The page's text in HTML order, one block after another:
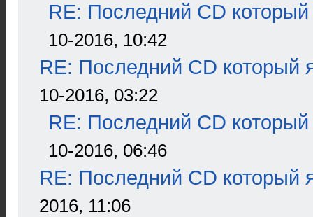
RE: Последний CD который
10-2016, 10:42
RE: Последний CD который
10-2016, 03:22
RE: Последний CD который
10-2016, 06:46
RE: Последний CD который
2016, 11:06